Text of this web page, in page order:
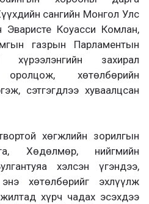
сангийн Монгол Улс
Эваристе Коуасси Комлан,
газрын Парламентын
хүрээлэнгийн захирал
хөтөлбөрийн
сэтгэгдлээ хуваалцсан
хөгжлийн зорилгын
Хөдөлмөр, нийгмийн
хэлсэн үгэндээ,
хөтөлбөрийг эхлүүлж
хүрч чадах эсэхдээ